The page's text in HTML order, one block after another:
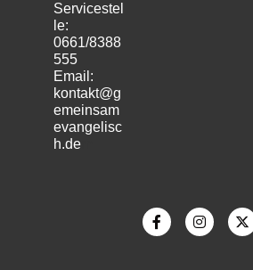
Servicestel
le:
0661/8388
555
Email:
kontakt@g
emeinsam
evangelisc
h.de